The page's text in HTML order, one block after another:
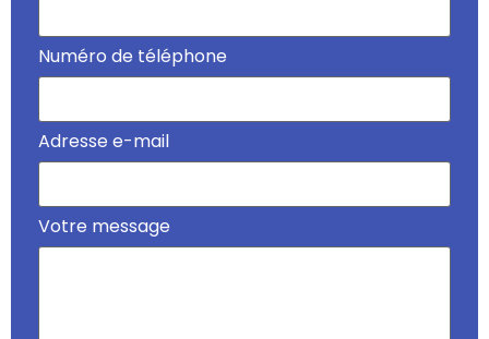
Numéro de téléphone
Adresse e-mail
Votre message